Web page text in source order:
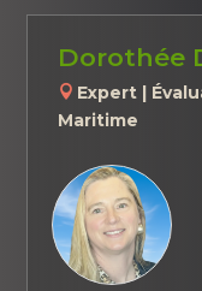
Dorothée
Expert |
Maritime